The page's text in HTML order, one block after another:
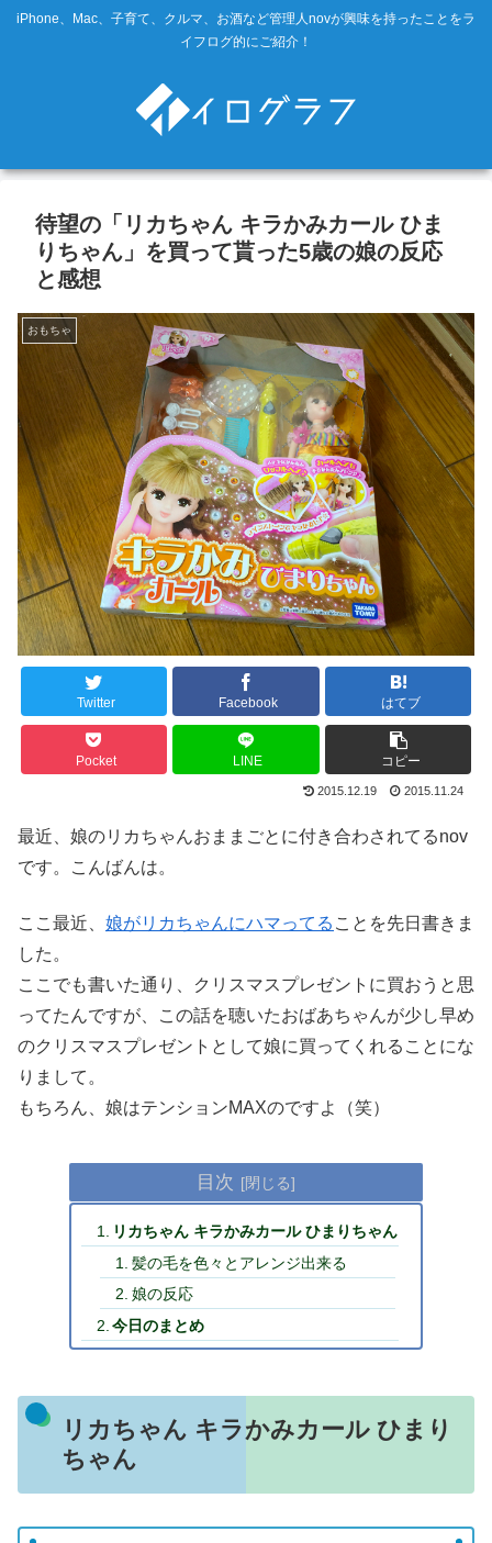
iPhone、Mac、子育て、クルマ、お酒など管理人novが興味を持ったことをラ
イフログ的にご紹介！
待望の「リカちゃん キラかみカール ひま
りちゃん」を買って貰った5歳の娘の反応
と感想
おもちゃ
Twitter Facebook はてブ
Pocket LINE コピー
2015.12.19 2015.11.24
最近、娘のリカちゃんおままごとに付き合わされてるnov
です。こんばんは。
ここ最近、 娘がリカちゃんにハマってる ことを先日書きま
した。
ここでも書いた通り、クリスマスプレゼントに買おうと思
ってたんですが、この話を聴いたおばあちゃんが少し早め
のクリスマスプレゼントとして娘に買ってくれることにな
りまして。
もちろん、娘はテンションMAXのですよ（笑）
目次
リカちゃん キラかみカール ひまりちゃん
髪の毛を色々とアレンジ出来る
娘の反応
今日のまとめ
リカちゃん キラかみカール ひまり
ちゃん